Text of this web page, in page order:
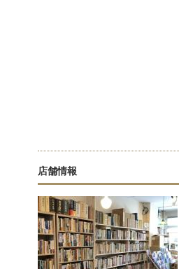
店舗情報